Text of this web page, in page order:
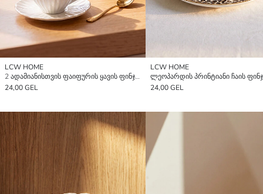
LCW HOME
2 ადამიანისთვის ფაიფურის ყავის ფინჯნის ნაკრები 90 მლ
24,00 GEL
LCW HOME
ლეოპარდის პრინტიანი ჩაის
24,00 GEL